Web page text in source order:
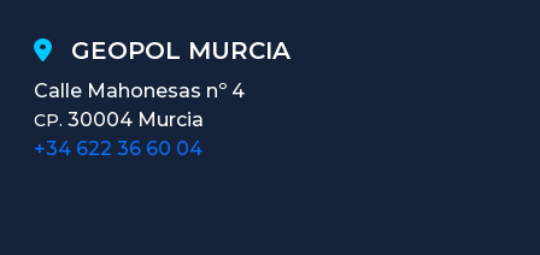
GEOPOL MURCIA
Calle Mahonesas nº 4
CP. 30004 Murcia
+34 622 36 60 04